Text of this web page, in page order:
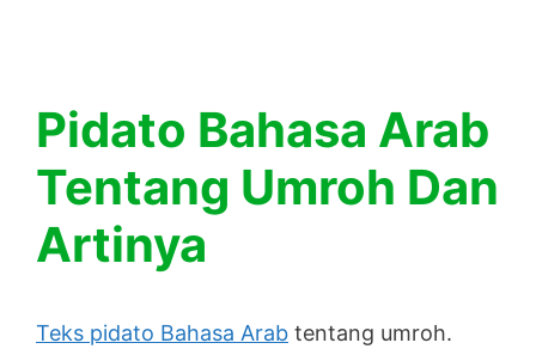
Pidato Bahasa Arab
Tentang Umroh Dan
Artinya
Teks pidato Bahasa Arab tentang umroh.